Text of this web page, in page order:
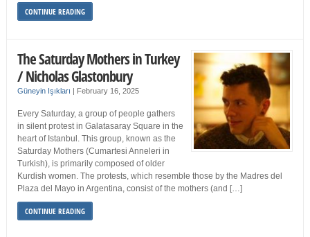
CONTINUE READING
The Saturday Mothers in Turkey
/ Nicholas Glastonbury
Güneyin Işıkları | February 16, 2025
Every Saturday, a group of people gathers
in silent protest in Galatasaray Square in the
heart of Istanbul. This group, known as the
Saturday Mothers (Cumartesi Anneleri in
Turkish), is primarily composed of older
Kurdish women. The protests, which resemble those by the Madres del
Plaza del Mayo in Argentina, consist of the mothers (and […]
CONTINUE READING